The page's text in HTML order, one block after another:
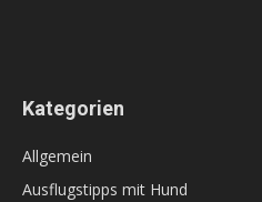
Kategorien
Allgemein
Ausflugstipps mit Hund